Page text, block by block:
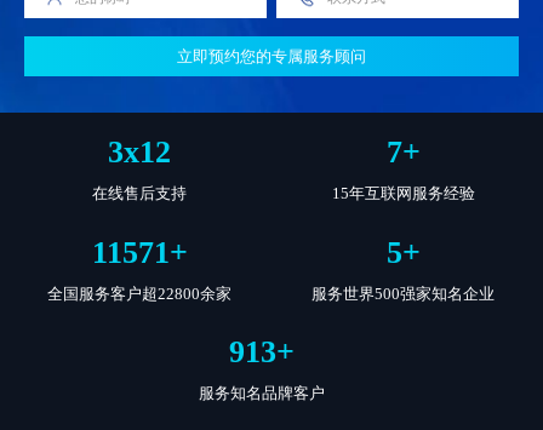
立即预约您的专属服务顾问
3x13
在线售后支持
8+
15年互联网服务经验
12593+
全国服务客户超22800余家
5+
服务世界500强家知名企业
994+
服务知名品牌客户